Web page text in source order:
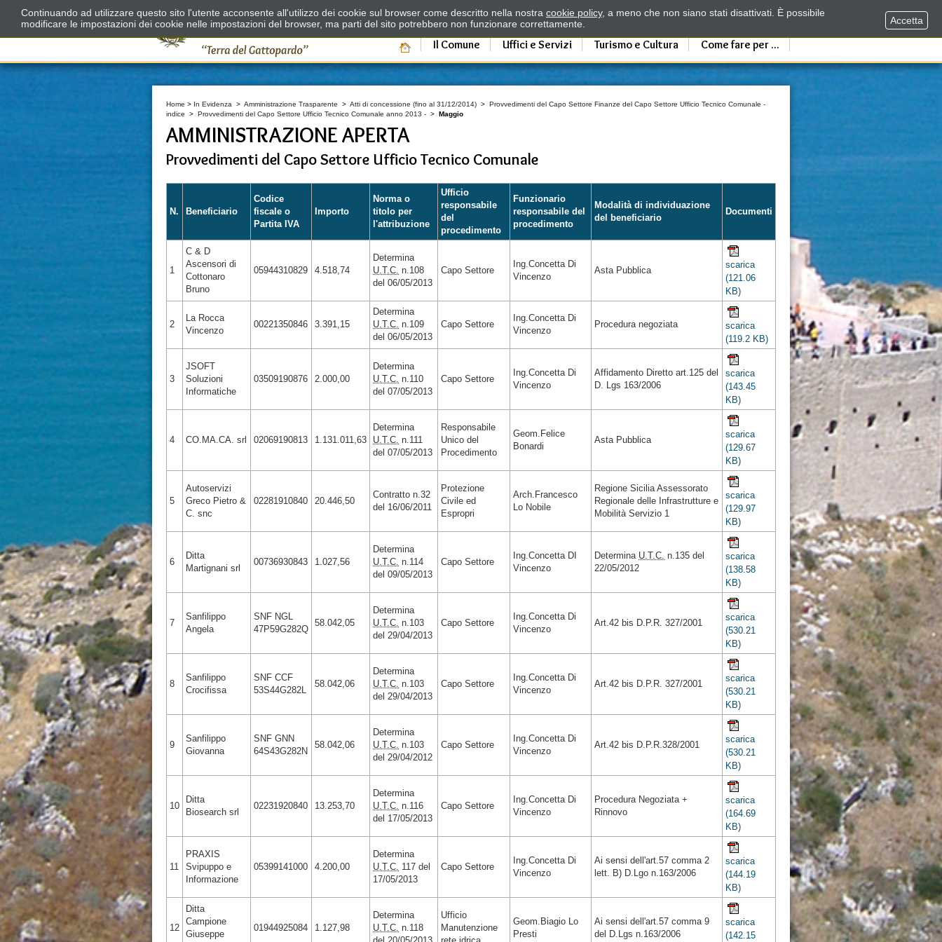
Il Comune Uffici e Servizi Turismo e Cultura Come fare per ...
Home > In Evidenza > Amministrazione Trasparente > Atti di concessione (fino al 31/12/2014) > Provvedimenti del Capo Settore Finanze del Capo Settore Ufficio Tecnico Comunale -
indice > Provvedimenti del Capo Settore Ufficio Tecnico Comunale anno 2013 - > Maggio
AMMINISTRAZIONE APERTA
Provvedimenti del Capo Settore Ufficio Tecnico Comunale
N. Beneficiario
Codice
fiscale o
Partita IVA
Importo
Norma o
titolo per
l'attribuzione
Ufficio
responsabile
del
procedimento
Funzionario
responsabile del
procedimento
Modalità di individuazione
del beneficiario
Documenti
1
C & D
Ascensori di
Cottonaro
Bruno
05944310829 4.518,74
Determina
U.T.C. n.108
del 06/05/2013
Capo Settore
Ing.Concetta Di
Vincenzo
Asta Pubblica
scarica
(121.06
KB)
2
La Rocca
Vincenzo
00221350846 3.391,15
Determina
U.T.C. n.109
del 06/05/2013
Capo Settore
Ing.Concetta Di
Vincenzo
Procedura negoziata
scarica
(119.2 KB)
3
JSOFT
Soluzioni
Informatiche
03509190876 2.000,00
Determina
U.T.C. n.110
del 07/05/2013
Capo Settore
Ing.Concetta Di
Vincenzo
Affidamento Diretto art.125 del
D. Lgs 163/2006
scarica
(143.45
KB)
4 CO.MA.CA. srl 02069190813 1.131.011,63
Determina
U.T.C. n.111
del 07/05/2013
Responsabile
Unico del
Procedimento
Geom.Felice
Bonardi
Asta Pubblica
scarica
(129.67
KB)
5
Autoservizi
Greco Pietro &
C. snc
02281910840 20.446,50
Contratto n.32
del 16/06/2011
Protezione
Civile ed
Espropri
Arch.Francesco
Lo Nobile
Regione Sicilia Assessorato
Regionale delle Infrastrutture e
Mobilità Servizio 1
scarica
(129.97
KB)
6
Ditta
Martignani srl
00736930843 1.027,56
Determina
U.T.C. n.114
del 09/05/2013
Capo Settore
Ing.Concetta DI
Vincenzo
Determina U.T.C. n.135 del
22/05/2012
scarica
(138.58
KB)
7
Sanfilippo
Angela
SNF NGL
47P59G282Q
58.042,05
Determina
U.T.C. n.103
del 29/04/2013
Capo Settore
Ing.Concetta Di
Vincenzo
Art.42 bis D.P.R. 327/2001
scarica
(530.21
KB)
8
Sanfilippo
Crocifissa
SNF CCF
53S44G282L
58.042,06
Determina
U.T.C. n.103
del 29/04/2013
Capo Settore
Ing.Concetta Di
Vincenzo
Art.42 bis D.P.R. 327/2001
scarica
(530.21
KB)
9
Sanfilippo
Giovanna
SNF GNN
64S43G282N
58.042,06
Determina
U.T.C. n.103
del 29/04/2012
Capo Settore
Ing.Concetta Di
Vincenzo
Art.42 bis D.P.R.328/2001
scarica
(530.21
KB)
10
Ditta
Biosearch srl
02231920840 13.253,70
Determina
U.T.C. n.116
del 17/05/2013
Capo Settore
Ing.Concetta Di
Vincenzo
Procedura Negoziata +
Rinnovo
scarica
(164.69
KB)
11
PRAXIS
Svipuppo e
Informazione
05399141000 4.200,00
Determina
U.T.C. 117 del
17/05/2013
Capo Settore
Ing.Concetta Di
Vincenzo
Ai sensi dell'art.57 comma 2
lett. B) D.Lgo n.163/2006
scarica
(144.19
KB)
12
Ditta
Campione
Giuseppe
01944925084 1.127,98
Determina
U.T.C. n.118
Ufficio
Manutenzione
Geom.Biagio Lo
Presti
Ai sensi dell'art.57 comma 9
del D.Lgs n.163/2006
scarica
(142.15
Continuando ad utilizzare questo sito l'utente acconsente all'utilizzo dei cookie sul browser come descritto nella nostra cookie policy, a meno che non siano stati disattivati. È possibile
modificare le impostazioni dei cookie nelle impostazioni del browser, ma parti del sito potrebbero non funzionare correttamente.
Accetta